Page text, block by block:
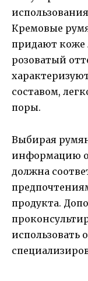
Кремовые
придают коже
розоватый
составом,
поры.
Выбирая
информацию о
должна
продукта.
использовать